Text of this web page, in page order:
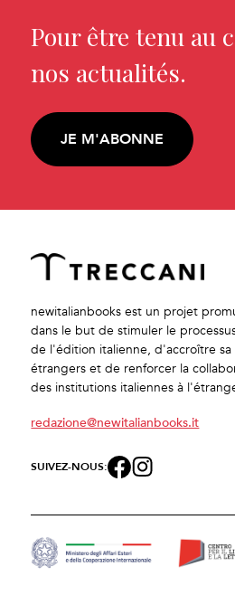
Pour être tenu au
nos actualités.
JE M'ABONNE
newitalianbooks est un projet
dans le but de stimuler le
de l'édition italienne, d'accroître sa
étrangers et de renforcer la
des institutions italiennes à
redazione@newitalianbooks.it
SUIVEZ-NOUS: